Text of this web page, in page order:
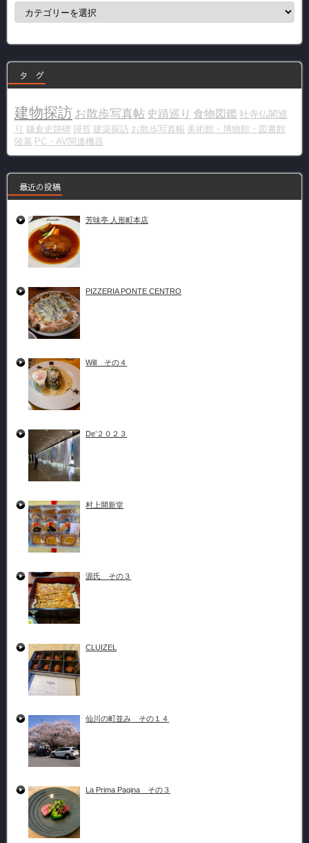
カ
ー
タ グ
建物探訪 お散歩写真帖 史蹟巡り 食物図鑑 社寺仏閣巡
り 鎌倉史跡碑 掃苔 建築探訪 お散歩写真帳 美術館・博物館・図書館
陵墓 PC・AV関連機器
最近の投稿
芳味亭 人形町本店
PIZZERIA PONTE CENTRO
Will その４
De’２０２３
村上開新堂
源氏 その３
CLUIZEL
仙川の町並み その１４
La Prima Pagina その３